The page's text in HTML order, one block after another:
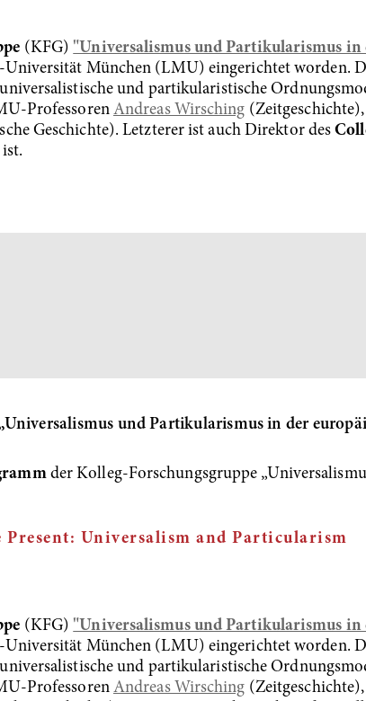
(KFG) "Universalismus und Partikularismus in
München (LMU) eingerichtet worden.
und partikularistische
Professoren Andreas Wirsching (Zeitgeschichte),
Geschichte). Letzterer ist auch Direktor des
und Partikularismus in der
der Kolleg-Forschungsgruppe
Present: Universalism and Particularism
(KFG) "Universalismus und Partikularismus in
München (LMU) eingerichtet worden.
und partikularistische
Professoren Andreas Wirsching (Zeitgeschichte),